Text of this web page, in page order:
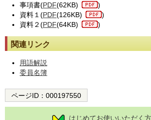
事項書(PDF(62KB)
)
資料１(PDF(126KB)
)
資料２(PDF(64KB) )
関連リンク
用語解説
委員名簿
ページID： 000197550
はじめてお使いいただく方